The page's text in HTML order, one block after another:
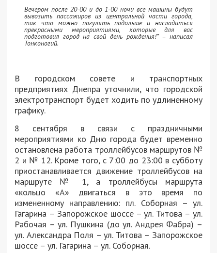
Вечером после 20-00 и до 1-00 ночи все машины будут
вывозить пассажиров из центральной части города,
так что можно погулять подольше и насладиться
прекрасными мероприятиями, которые для вас
подготовил город на свой день рождения!” – написал
Тонконогий.
В городском совете и транспортных
предприятиях Днепра уточнили, что городской
электротранспорт будет ходить по удлиненному
графику.
8 сентября в связи с праздничными
мероприятиями ко Дню города будет временно
остановлена ​​работа троллейбусов маршрутов №
2 и № 12. Кроме того, с 7:00 до 23:00 в субботу
приостанавливается движение троллейбусов на
маршруте № 1, а троллейбусы маршрута
«кольцо «А» двигаться в это время по
измененному направлению: пл. Соборная – ул.
Гагарина – Запорожское шоссе – ул. Титова – ул.
Рабочая – ул. Пушкина (до ул. Андрея Фабра) –
ул. Александра Поля – ул. Титова – Запорожское
шоссе – ул. Гагарина – ул. Соборная.